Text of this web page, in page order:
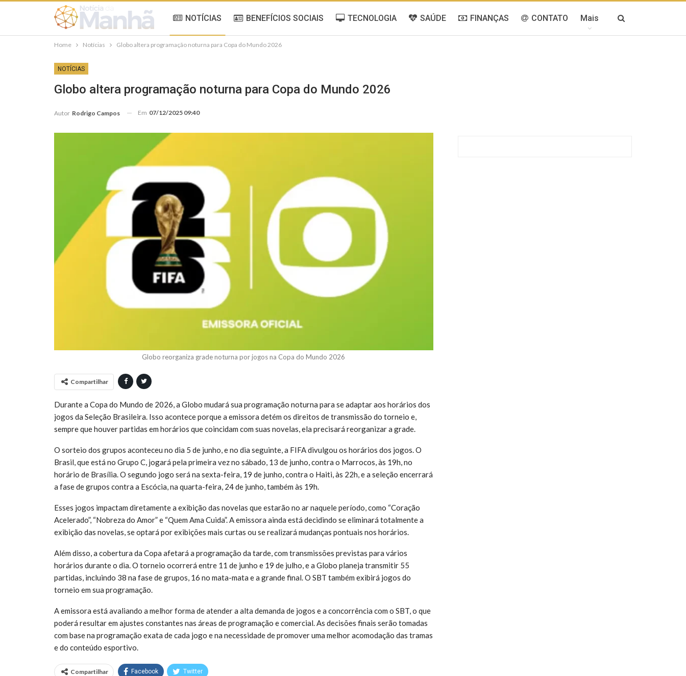
NOTÍCIAS BENEFÍCIOS SOCIAIS TECNOLOGIA SAÚDE FINANÇAS CONTATO Mais
Home Notícias Globo altera programação noturna para Copa do Mundo 2026
NOTÍCIAS
Globo altera programação noturna para Copa do Mundo 2026
Autor Rodrigo Campos Em 07/12/2025 09:40
Globo reorganiza grade noturna por jogos na Copa do Mundo 2026
Compartilhar
Durante a Copa do Mundo de 2026, a Globo mudará sua programação noturna para se adaptar aos horários dos
jogos da Seleção Brasileira. Isso acontece porque a emissora detém os direitos de transmissão do torneio e,
sempre que houver partidas em horários que coincidam com suas novelas, ela precisará reorganizar a grade.
O sorteio dos grupos aconteceu no dia 5 de junho, e no dia seguinte, a FIFA divulgou os horários dos jogos. O
Brasil, que está no Grupo C, jogará pela primeira vez no sábado, 13 de junho, contra o Marrocos, às 19h, no
horário de Brasília. O segundo jogo será na sexta-feira, 19 de junho, contra o Haiti, às 22h, e a seleção encerrará
a fase de grupos contra a Escócia, na quarta-feira, 24 de junho, também às 19h.
Esses jogos impactam diretamente a exibição das novelas que estarão no ar naquele período, como “Coração
Acelerado”, “Nobreza do Amor” e “Quem Ama Cuida”. A emissora ainda está decidindo se eliminará totalmente a
exibição das novelas, se optará por exibições mais curtas ou se realizará mudanças pontuais nos horários.
Além disso, a cobertura da Copa afetará a programação da tarde, com transmissões previstas para vários
horários durante o dia. O torneio ocorrerá entre 11 de junho e 19 de julho, e a Globo planeja transmitir 55
partidas, incluindo 38 na fase de grupos, 16 no mata-mata e a grande final. O SBT também exibirá jogos do
torneio em sua programação.
A emissora está avaliando a melhor forma de atender a alta demanda de jogos e a concorrência com o SBT, o que
poderá resultar em ajustes constantes nas áreas de programação e comercial. As decisões finais serão tomadas
com base na programação exata de cada jogo e na necessidade de promover uma melhor acomodação das tramas
e do conteúdo esportivo.
Compartilhar Facebook Twitter